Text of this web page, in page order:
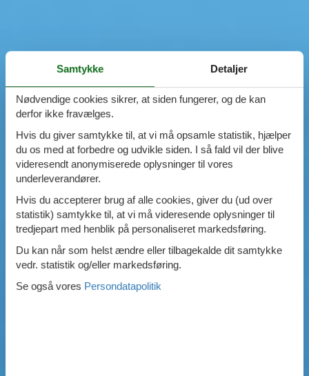
Samtykke Detaljer
Nødvendige cookies sikrer, at siden fungerer, og de kan
derfor ikke fravælges.
Hvis du giver samtykke til, at vi må opsamle statistik, hjælper
du os med at forbedre og udvikle siden. I så fald vil der blive
videresendt anonymiserede oplysninger til vores
underleverandører.
Hvis du accepterer brug af alle cookies, giver du (ud over
statistik) samtykke til, at vi må videresende oplysninger til
tredjepart med henblik på personaliseret markedsføring.
Du kan når som helst ændre eller tilbagekalde dit samtykke
vedr. statistik og/eller markedsføring.
Se også vores Persondatapolitik